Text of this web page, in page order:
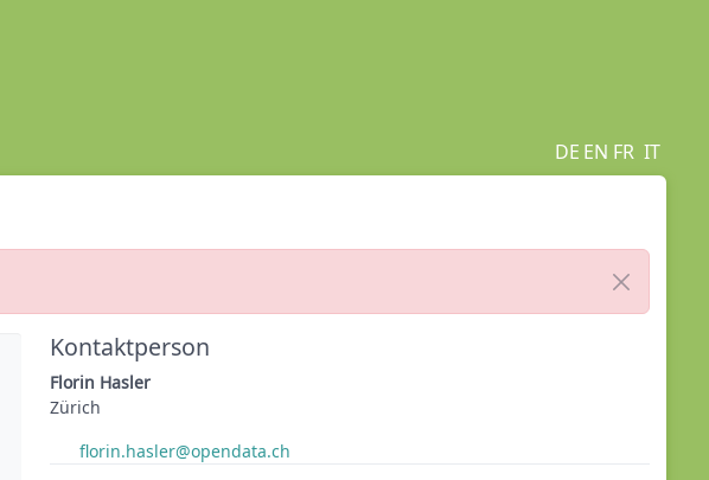
DE EN FR IT
Kontaktperson
Florin Hasler
Zürich
florin.hasler@opendata.ch